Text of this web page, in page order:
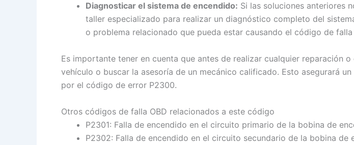
Diagnosticar el sistema de encendido: Si las soluciones anteriores
taller especializado para realizar un diagnóstico completo del
o problema relacionado que pueda estar causando el código de
Es importante tener en cuenta que antes de realizar cualquier reparación
vehículo o buscar la asesoría de un mecánico calificado. Esto asegurará
por el código de error P2300.
Otros códigos de falla OBD relacionados a este código
P2301: Falla de encendido en el circuito primario de la bobina de
P2302: Falla de encendido en el circuito secundario de la bobina de